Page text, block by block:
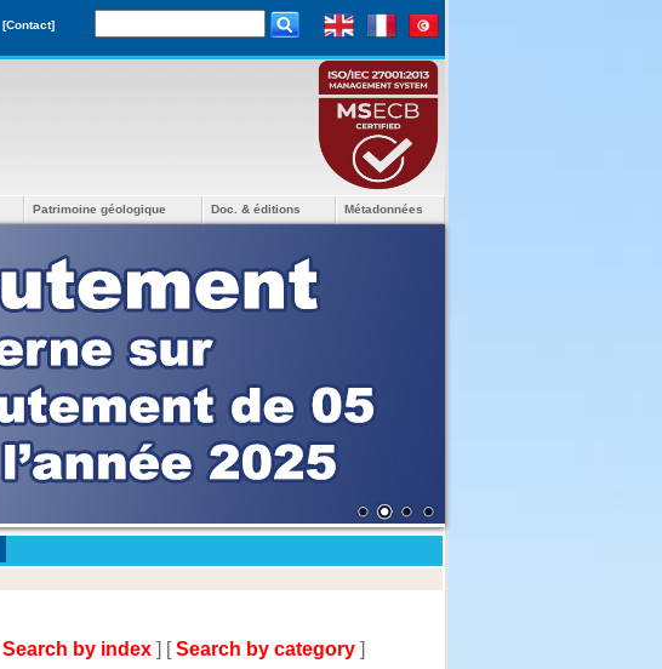
[Contact]
Patrimoine géologique Doc. & éditions Métadonnées
Search by index ] [Search by category ]